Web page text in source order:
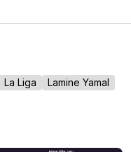
La Liga
Lamine Yamal